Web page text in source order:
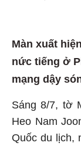
Màn xuất
nức tiếng ở
mạng dậy
Sáng 8/7, tờ
Heo Nam
Quốc du lịch,